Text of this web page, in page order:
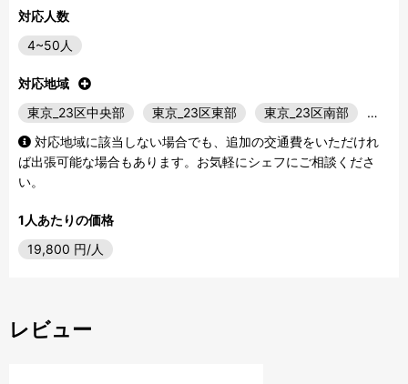
対応人数
4~50人
対応地域
東京_23区中央部
東京_23区東部 東京_23区南部
…
対応地域に該当しない場合でも、追加の交通費をいただけれ
ば出張可能な場合もあります。お気軽にシェフにご相談くださ
い。
1人あたりの価格
19,800 円/人
レビュー